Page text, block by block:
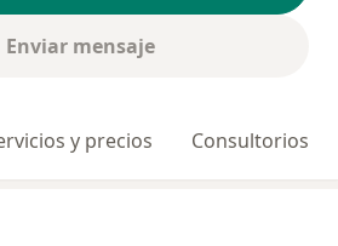
Enviar mensaje
y precios Consultorios